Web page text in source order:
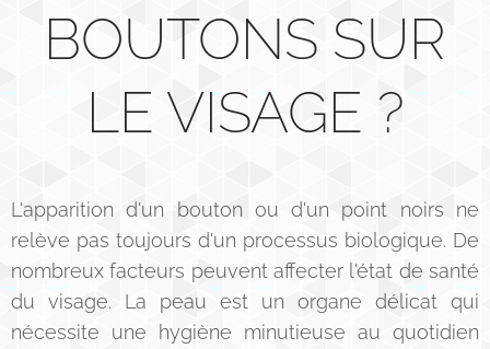
BOUTONS SUR
LE VISAGE ?
L'apparition d'un bouton ou d'un point noirs ne
relève pas toujours d'un processus biologique. De
nombreux facteurs peuvent affecter l'état de santé
du visage. La peau est un organe délicat qui
nécessite une hygiène minutieuse au quotidien